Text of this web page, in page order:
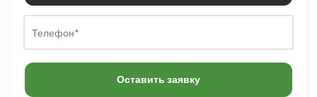
Оставить заявку